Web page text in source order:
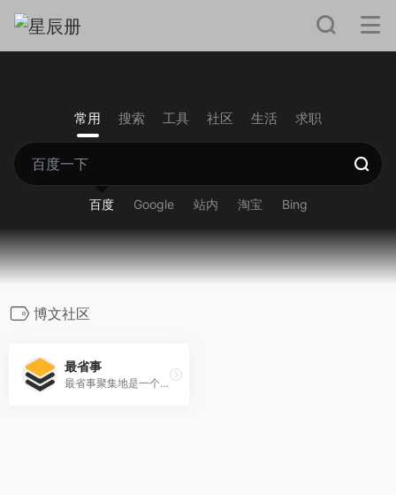
常用 搜索 工具 社区 生活 求职
百度 Google 站内 淘宝 Bing
博文社区
最省事
最省事聚集地是一个内容创作与分享社区，专注收集和分享负责任、有智趣、贴近生活的内容。